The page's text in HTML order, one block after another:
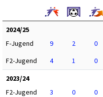
2024/25
F-Jugend
9 2 0
F2-Jugend
4 1 0
2023/24
F2-Jugend
3 0 0